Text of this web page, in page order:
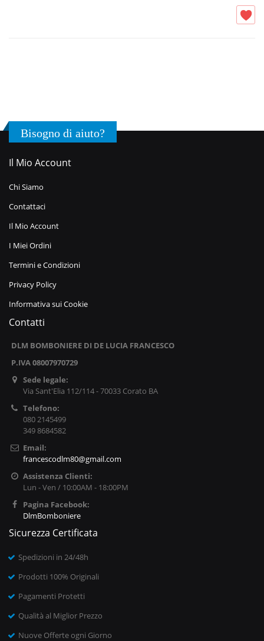
Bisogno di aiuto?
Il Mio Account
Chi Siamo
Contattaci
Il Mio Account
I Miei Ordini
Termini e Condizioni
Privacy Policy
Informativa sui Cookie
Contatti
DLM BOMBONIERE DI DE LUCIA FRANCESCO
P.IVA 08007970729
Sede legale:
Via Sant'Elia 112/114 - 70033 Corato BA
Telefono:
080 2145499
349 8684582
Email:
francescodlm80@gmail.com
Assistenza Clienti:
Lun - Ven / 10:00AM - 18:00PM
Pagina Facebook:
DlmBomboniere
Sicurezza Certificata
Spedizioni in 24/48h
Prodotti 100% Originali
Pagamenti Protetti
Qualità al Miglior Prezzo
Nuove Offerte ogni Giorno